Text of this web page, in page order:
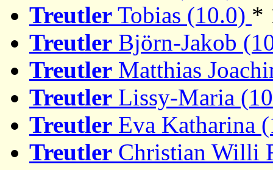
Treutler Tobias (10.0) *
Treutler Björn-Jakob
Treutler Matthias
Treutler Lissy-Maria
Treutler Eva Katharina
Treutler Christian Willi